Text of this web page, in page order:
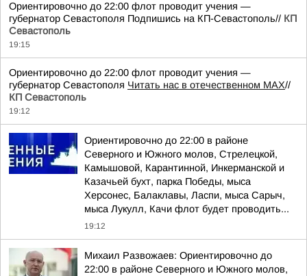
Ориентировочно до 22:00 флот проводит учения —
губернатор Севастополя Подпишись на КП-Севастополь// КП
Севастополь
19:15
Ориентировочно до 22:00 флот проводит учения —
губернатор Севастополя Читать нас в отечественном MAX//
КП Севастополь
19:12
Ориентировочно до 22:00 в районе
Северного и Южного молов, Стрелецкой,
Камышовой, Карантинной, Инкерманской и
Казачьей бухт, парка Победы, мыса
Херсонес, Балаклавы, Ласпи, мыса Сарыч,
мыса Лукулл, Качи флот будет проводить...
19:12
Михаил Развожаев: Ориентировочно до
22:00 в районе Северного и Южного молов,